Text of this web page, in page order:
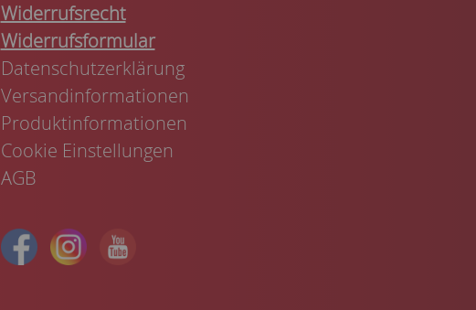
Widerrufsrecht
Widerrufsformular
Datenschutzerklärung
Versandinformationen
Produktinformationen
Cookie Einstellungen
AGB